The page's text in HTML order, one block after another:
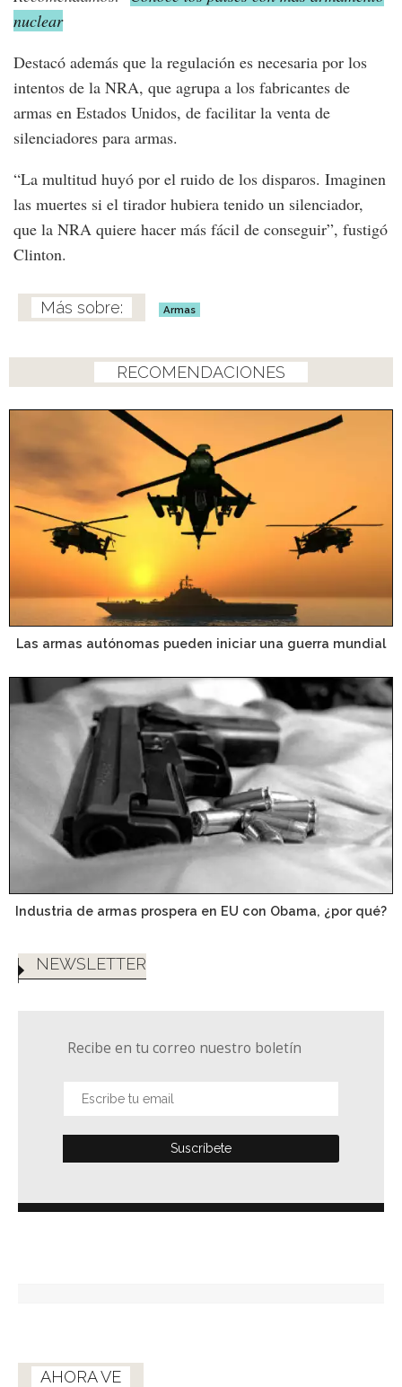
nuclear
Destacó además que la regulación es necesaria por los
intentos de la NRA, que agrupa a los fabricantes de
armas en Estados Unidos, de facilitar la venta de
silenciadores para armas.
“La multitud huyó por el ruido de los disparos. Imaginen
las muertes si el tirador hubiera tenido un silenciador,
que la NRA quiere hacer más fácil de conseguir”, fustigó
Clinton.
Armas
RECOMENDACIONES
Las armas autónomas pueden iniciar una guerra mundial
Industria de armas prospera en EU con Obama, ¿por qué?
NEWSLETTER
Recibe en tu correo nuestro boletín
AHORA VE